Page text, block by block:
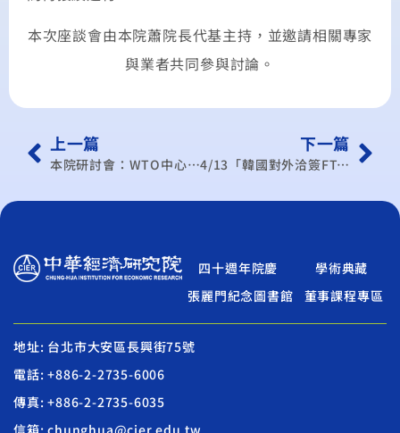
本次座談會由本院蕭院長代基主持，並邀請相關專家
與業者共同參與討論。
上一篇
本院研討會：WTO中心學術研討會(100年/4月)
下一篇
4/13「韓國對外洽簽FTA之策略、決策程序及在東亞地區洽簽FTA之進展情形」專題演講活動取消
四十週年院慶
學術典藏
張麗門紀念圖書館
董事課程專區
地址: 台北市大安區長興街75號
電話: +886-2-2735-6006
傳真: +886-2-2735-6035